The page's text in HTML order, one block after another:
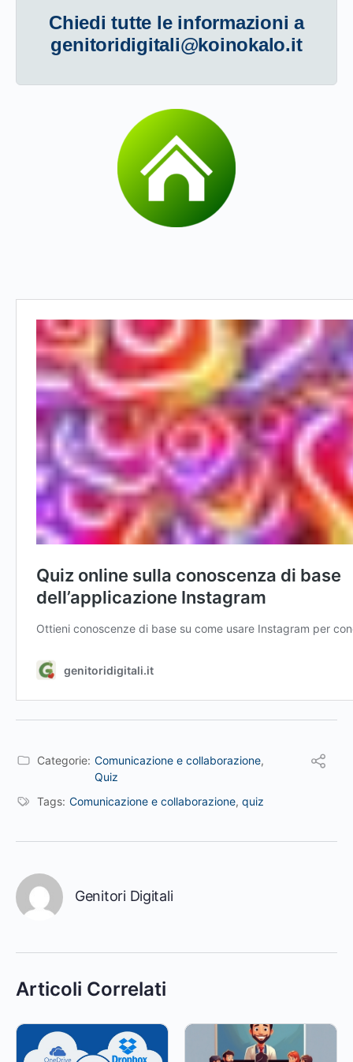
Chiedi tutte le informazioni a
genitoridigitali@koinokalo.it
Categorie: Comunicazione e collaborazione,
Quiz
Tags: Comunicazione e collaborazione, quiz
Genitori Digitali
Articoli Correlati